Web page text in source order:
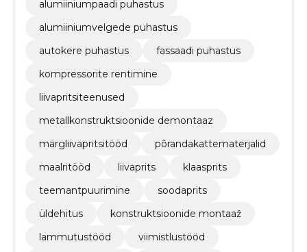
alumiiniumpaadi puhastus
alumiiniumvelgede puhastus
autokere puhastus
fassaadi puhastus
kompressorite rentimine
liivapritsiteenused
metallkonstruktsioonide demontaaz
märgliivapritsitööd
põrandakattematerjalid
maalritööd
liivaprits
klaasprits
teemantpuurimine
soodaprits
üldehitus
konstruktsioonide montaaž
lammutustööd
viimistlustööd